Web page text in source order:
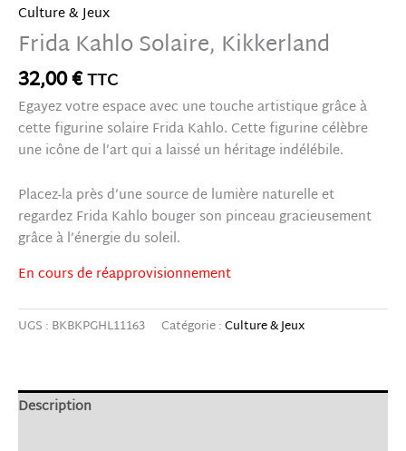
Culture & Jeux
Frida Kahlo Solaire, Kikkerland
32,00€TTC
Egayez votre espace avec une touche artistique grâce à
cette figurine solaire Frida Kahlo. Cette figurine célèbre
une icône de l’art qui a laissé un héritage indélébile.
Placez-la près d’une source de lumière naturelle et
regardez Frida Kahlo bouger son pinceau gracieusement
grâce à l’énergie du soleil.
En cours de réapprovisionnement
UGS : BKBKPGHL11163 Catégorie :Culture & Jeux
Description